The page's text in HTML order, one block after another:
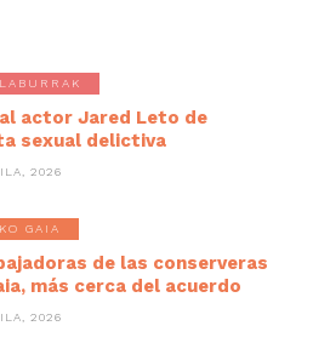
actor Jared Leto de
sexual delictiva
2026
GAIA
de las conserveras
más cerca del acuerdo
2026